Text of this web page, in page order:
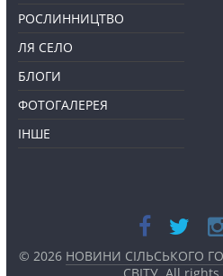
РОСЛИННИЦТВО
ЛЯ СЕЛО
БЛОГИ
ФОТОГАЛЕРЕЯ
ІНШЕ
© 2026 НОВИНИ СІЛЬСЬКОГО